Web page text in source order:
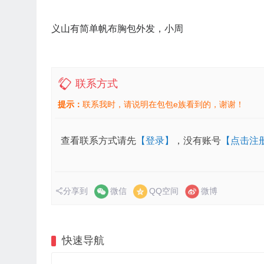
义山有简单帆布胸包外发，小周
联系方式
提示： 联系我时，请说明在包包e族看到的，谢谢！
查看联系方式请先 【登录】 ，没有账号 【点击注
分享到 微信 QQ空间 微博
快速导航